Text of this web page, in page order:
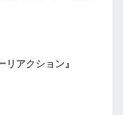
アクション』